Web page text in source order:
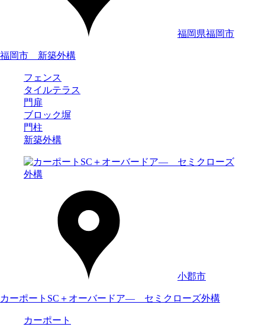
福岡県福岡市
福岡市 新築外構
フェンス
タイルテラス
門扉
ブロック塀
門柱
新築外構
小郡市
カーポートSC＋オーバードア― セミクローズ外構
カーポート